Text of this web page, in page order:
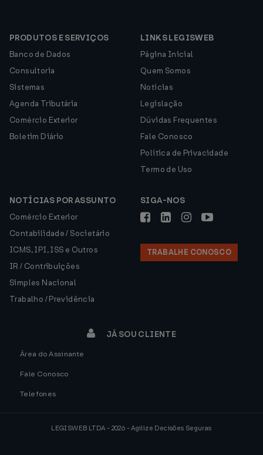
PRODUTOS E SERVIÇOS
Banco de Dados
Consultoria
Sistemas
Agenda Tributária
Comércio Exterior
Boletim Diário
LINKS LEGISWEB
Página Inicial
Quem Somos
Notícias
Legislação
Dúvidas Frequentes
Fale Conosco
Política de Privacidade
Termo de Uso
NOTÍCIAS POR ASSUNTO
Comércio Exterior
Contabilidade / Societário
ICMS, IPI, ISS e Outros
IR / Contribuições
Simples Nacional
Trabalho / Previdência
SIGA-NOS
TRABALHE CONOSCO
JÁ SOU CLIENTE
Área do Assinante
Fale Conosco
Telefones
LEGISWEB LTDA - 2026 - Agilize Decisões Seguras